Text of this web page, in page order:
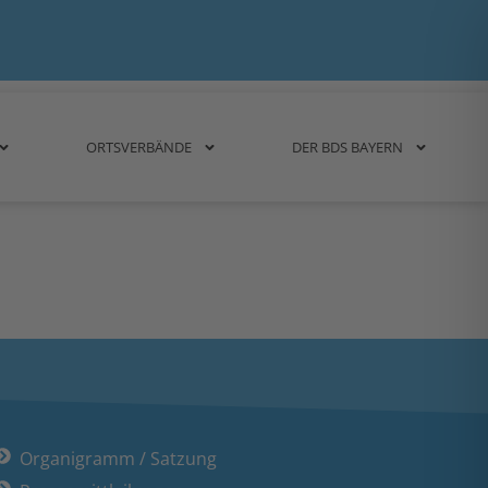
ORTSVERBÄNDE DER BDS BAYERN
Organigramm / Satzung